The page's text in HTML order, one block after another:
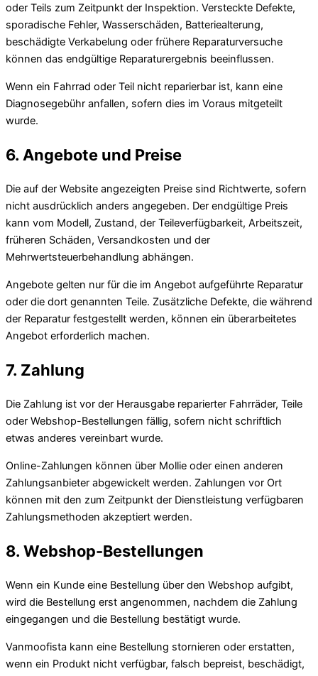
oder Teils zum Zeitpunkt der Inspektion. Versteckte Defekte,
sporadische Fehler, Wasserschäden, Batteriealterung,
beschädigte Verkabelung oder frühere Reparaturversuche
können das endgültige Reparaturergebnis beeinflussen.
Wenn ein Fahrrad oder Teil nicht reparierbar ist, kann eine
Diagnosegebühr anfallen, sofern dies im Voraus mitgeteilt
wurde.
6. Angebote und Preise
Die auf der Website angezeigten Preise sind Richtwerte, sofern
nicht ausdrücklich anders angegeben. Der endgültige Preis
kann vom Modell, Zustand, der Teileverfügbarkeit, Arbeitszeit,
früheren Schäden, Versandkosten und der
Mehrwertsteuerbehandlung abhängen.
Angebote gelten nur für die im Angebot aufgeführte Reparatur
oder die dort genannten Teile. Zusätzliche Defekte, die während
der Reparatur festgestellt werden, können ein überarbeitetes
Angebot erforderlich machen.
7. Zahlung
Die Zahlung ist vor der Herausgabe reparierter Fahrräder, Teile
oder Webshop-Bestellungen fällig, sofern nicht schriftlich
etwas anderes vereinbart wurde.
Online-Zahlungen können über Mollie oder einen anderen
Zahlungsanbieter abgewickelt werden. Zahlungen vor Ort
können mit den zum Zeitpunkt der Dienstleistung verfügbaren
Zahlungsmethoden akzeptiert werden.
8. Webshop-Bestellungen
Wenn ein Kunde eine Bestellung über den Webshop aufgibt,
wird die Bestellung erst angenommen, nachdem die Zahlung
eingegangen und die Bestellung bestätigt wurde.
Vanmoofista kann eine Bestellung stornieren oder erstatten,
wenn ein Produkt nicht verfügbar, falsch bepreist, beschädigt,